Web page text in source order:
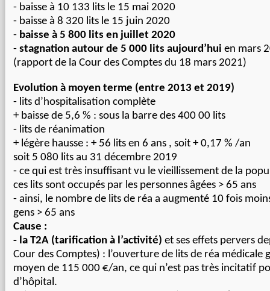
- baisse à 10 133 lits le 15 mai 2020
- baisse à 8 320 lits le 15 juin 2020
- baisse à 5 800 lits en juillet 2020
- stagnation autour de 5 000 lits aujourd’hui en mars
(rapport de la Cour des Comptes du 18 mars 2021)
Evolution à moyen terme (entre 2013 et 2019)
- lits d’hospitalisation complète
+ baisse de 5,6 % : sous la barre des 400 00 lits
- lits de réanimation
+ légère hausse : + 56 lits en 6 ans , soit + 0,17 % /an
soit 5 080 lits au 31 décembre 2019
- ce qui est très insuffisant vu le vieillissement de la
ces lits sont occupés par les personnes âgées > 65 ans
- ainsi, le nombre de lits de réa a augmenté 10 fois
gens > 65 ans
Cause :
- la T2A (tarification à l’activité) et ses effets pervers
Cour des Comptes) : l’ouverture de lits de réa médicale
moyen de 115 000 €/an, ce qui n’est pas très incitatif
d’hôpital.